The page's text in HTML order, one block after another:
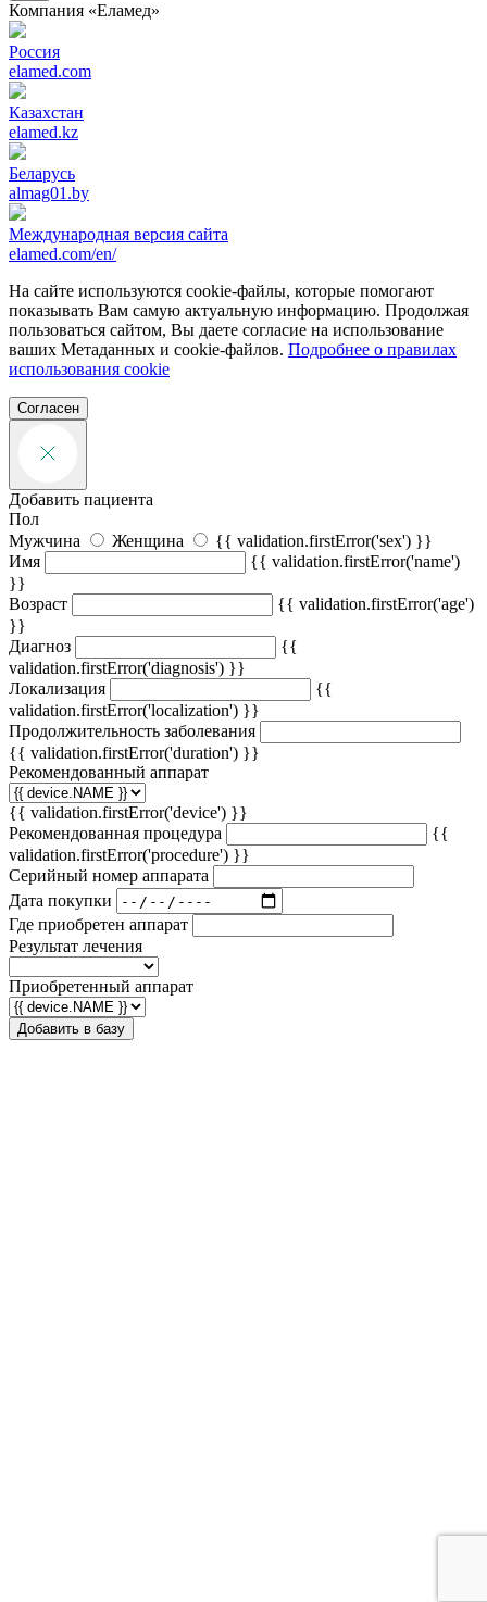
Компания «‎Еламед»
Россия
elamed.com
Казахстан
elamed.kz
Беларусь
almag01.by
Международная версия сайта
elamed.com/en/
На сайте используются cookie-файлы, которые помогают
показывать Вам самую актуальную информацию. Продолжая
пользоваться сайтом, Вы даете согласие на использование
ваших Метаданных и cookie-файлов. Подробнее о правилах
использования cookie
Согласен
Добавить пациента
Пол
Мужчина
Женщина
{{ validation.firstError('sex') }}
Имя
{{ validation.firstError('name')
}}
Возраст
{{ validation.firstError('age')
}}
Диагноз
{{
validation.firstError('diagnosis') }}
Локализация
{{
validation.firstError('localization') }}
Продолжительность заболевания
{{ validation.firstError('duration') }}
Рекомендованный аппарат
{{ validation.firstError('device') }}
Рекомендованная процедура
{{
validation.firstError('procedure') }}
Серийный номер аппарата
Дата покупки
Где приобретен аппарат
Результат лечения
Приобретенный аппарат
Добавить в базу